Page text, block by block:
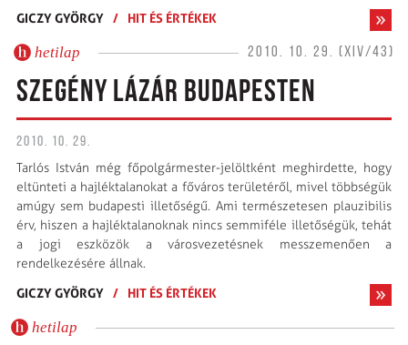
GICZY GYÖRGY / HIT ÉS ÉRTÉKEK
hetilap 2010. 10. 29. (XIV/43)
SZEGÉNY LÁZÁR BUDAPESTEN
2010. 10. 29.
Tarlós István még főpolgármester-jelöltként meghirdette, hogy
eltünteti a hajléktalanokat a főváros területéről, mivel többségük
amúgy sem budapesti illetőségű. Ami természetesen plauzibilis
érv, hiszen a hajléktalanoknak nincs semmiféle illetőségük, tehát
a jogi eszközök a városvezetésnek messzemenően a
rendelkezésére állnak.
GICZY GYÖRGY / HIT ÉS ÉRTÉKEK
hetilap